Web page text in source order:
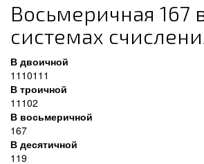
Восьмеричная 167
системах
В двоичной
1110111
В троичной
11102
В восьмеричной
167
В десятичной
119